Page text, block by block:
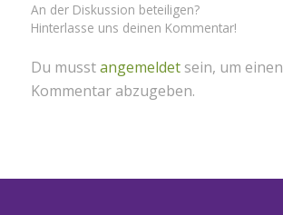
An der Diskussion beteiligen?
Hinterlasse uns deinen Kommentar!
Du musstangemeldetsein, um einen
Kommentar abzugeben.